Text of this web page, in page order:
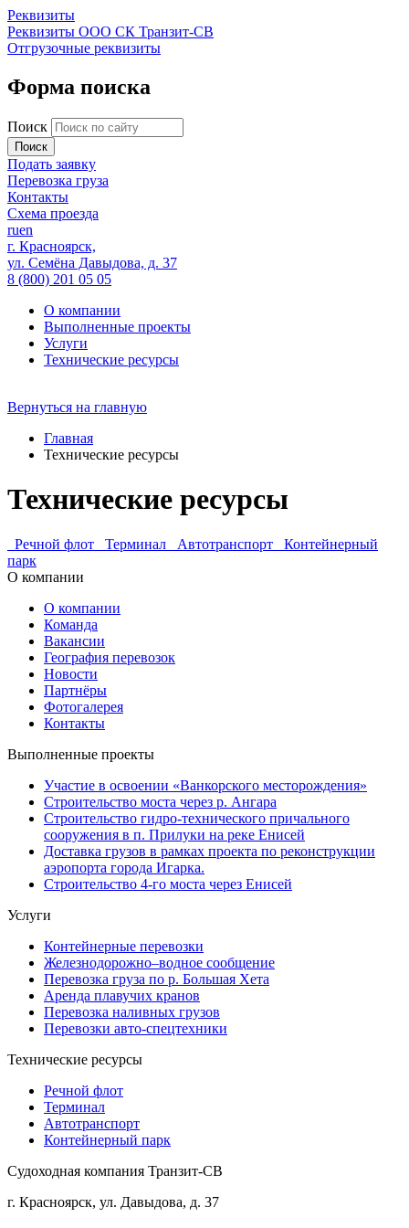
Реквизиты
Реквизиты ООО СК Транзит-СВ
Отгрузочные реквизиты
Форма поиска
Поиск
Подать заявку
Перевозка груза
Контакты
Схема проезда
ruen
г. Красноярск,
ул. Семёна Давыдова, д. 37
8 (800) 201 05 05
О компании
Выполненные проекты
Услуги
Технические ресурсы
Вернуться на главную
Главная
Технические ресурсы
Технические ресурсы
Речной флот Терминал Автотранспорт
Контейнерный
парк
О компании
О компании
Команда
Вакансии
География перевозок
Новости
Партнёры
Фотогалерея
Контакты
Выполненные проекты
Участие в освоении «Ванкорского месторождения»
Строительство моста через р. Ангара
Строительство гидро-технического причального
сооружения в п. Прилуки на реке Енисей
Доставка грузов в рамках проекта по реконструкции
аэропорта города Игарка.
Строительство 4-го моста через Енисей
Услуги
Контейнерные перевозки
Железнодорожно–водное сообщение
Перевозка груза по р. Большая Хета
Аренда плавучих кранов
Перевозка наливных грузов
Перевозки авто-спецтехники
Технические ресурсы
Речной флот
Терминал
Автотранспорт
Контейнерный парк
Судоходная компания Транзит-СВ
г. Красноярск, ул. Давыдова, д. 37